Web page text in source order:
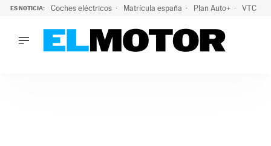
ES NOTICIA: Coches eléctricos Matrícula españa Plan Auto+ VTC